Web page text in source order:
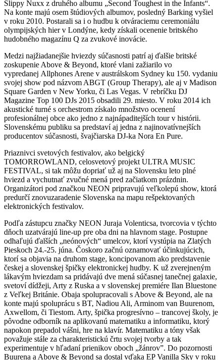
Slippy Nuxx z druhého albumu „Second Toughest in the Infants“.
Na konte majú osem štúdiových albumov, posledný Barking vyšiel
v roku 2010. Postarali sa i o hudbu k otváraciemu ceremoniálu
olympijských hier v Londýne, kedy získali ocenenie britského
hudobného magazínu Q za zvukové inovácie.
Medzi najžiadanejšie hviezdy súčasnosti patrí aj ďalšie britské
zoskupenie Above & Beyond, ktoré vlani zažiarilo vo
vypredanej Allphones Arene v austrálskom Sydney ku 150. vydaniu
svojej show pod názvom ABGT (Group Therapy), ale aj v Madison
Square Garden v New Yorku, či Las Vegas. V rebríčku DJ
Magazine Top 100 DJs 2015 obsadili 29. miesto. V roku 2014 ich
akustické turné s orchestrom získalo množstvo ocenení
profesionálnej obce ako jedno z najnápaditejších tour v histórii.
Slovenskému publiku sa predstaví aj jedna z najinovatívnejších
producentov súčasnosti, švajčiarska DJ-ka Nora En Pure.
Priaznivci svetových festivalov, ako belgický
TOMORROWLAND, celosvetový projekt ULTRA MUSIC
FESTIVAL, si tak môžu dopriať už aj na Slovensku leto plné
hviezd a vychutnať zvučné mená pred začiatkom prázdnin.
Organizátori pod značkou NEON pripravujú veľkolepú show, ktorá
predurčí znovuzaradenie Slovenska na mapu rešpektovaných
elektronických festivalov.
Podľa zástupcu značky NEON Juraja Volenticsa, tvorcovia v týchto
dňoch uzatvárajú line-up pre oba dni na hlavnom stage. Postupne
odhaľujú ďalších „neónových“ umelcov, ktorí vystúpia na Zlatých
Pieskoch 24.-25. júna. Čoskoro začnú oznamovať účinkujúcich,
ktorí sa objavia na druhom stage, koncipovanom ako predstavenie
českej a slovenskej špičky elektronickej hudby. K už zverejneným
lákavým hviezdam sa pridávajú dve mená súčasnej tanečnej galaxie,
svetoví dídžeji, Arty z Ruska a v slovenskej premiére Ilan Bluestone
z Veľkej Británie. Obaja spolupracovali s Above & Beyond, ale na
konte majú spoluprácu s BT, Nadiou Ali, Arminom van Buurenom,
Axwellom, či Tiestom. Arty, špička progresívno – trancovej školy, je
pôvodne odborník na aplikovanú matematiku a informatiku, ktorý
napokon prepadol vášni, hre na klavír. Matematiku a tóny však
považuje stále za charakteristickú črtu svojej tvorby a tak
experimentuje v hľadaní prienikov oboch „žánrov”. Do pozornosti
Buurena a Above & Beyond sa dostal vďaka EP Vanilla Sky v roku